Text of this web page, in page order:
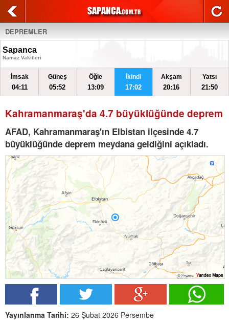
DEPREMLER
Sapanca
Namaz Vakitleri
İmsak
04:11
Güneş
05:52
Öğle
13:09
İkindi
17:02
Akşam
20:16
Yatsı
21:50
Kahramanmaraş'da 4.7 büyüklüğünde deprem
AFAD, Kahramanmaraş'ın Elbistan ilçesinde 4.7
büyüklüğünde deprem meydana geldiğini açıkladı.
Yayınlanma Tarihi: 26 Şubat 2026 Persembe